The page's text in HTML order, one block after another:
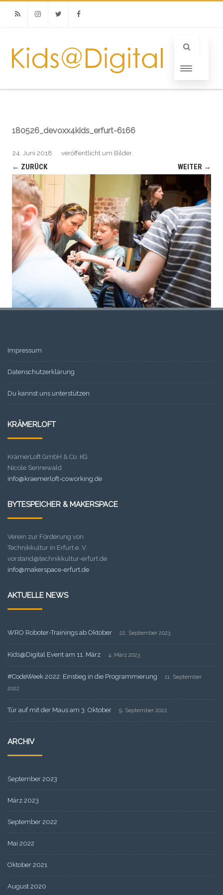
180526_devoxx4kids_erfurt-6166
veröffentlicht
24. Juni 2018 um Bilder.
← ZURÜCK WEITER →
Impressum
Datenschutzerklärung
Du kannst uns unterstützen
KRÄMERLOFT
KrämerLoft GmbH & Co. KG
Nicole Sennewald
info@kraemerloft-coworking.de
BYTESPEICHER & MAKERSPACE
Verein zur Förderung von
Technikkultur in Erfurt e. V.
vorstand@technikkultur-erfurt.de
info@makerspace-erfurt.de
AKTUELLE NEWS
WRO Roboter-Trainings ab Oktober 22. September 2023
Kids@Digital Event am 11. März 4. März 2023
#CodeWeek 2022: Einstieg in die Programmierung
11. September
2022
Tür auf mit der Maus am 3. Oktober 9. September 2022
ARCHIV
September 2023
März 2023
September 2022
Mai 2022
Oktober 2021
August 2020